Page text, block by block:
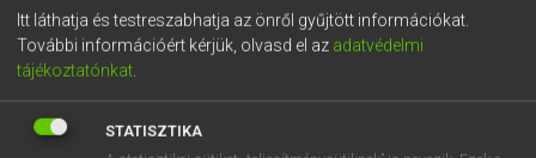
Itt láthatja és testreszabhatja az önről gyűjtött információkat.
További információért kérjük, olvasd el az adatvédelmi
tájékoztatónkat
STATISZTIKA
v b n m , . - AltGr